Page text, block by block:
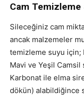
Cam Temizleme
Sileceğiniz cam
ancak malzemeler
temizleme suyu için;
Mavi ve Yeşil Camsil
Karbonat ile elma
dökün) alabildiğince